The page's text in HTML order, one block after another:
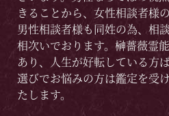
きることから、女性相談者様
男性相談者様も同姓の為、相
相次いでおります。榊薔薇霊
あり、人生が好転している方
選びでお悩みの方は鑑定を受
たします。